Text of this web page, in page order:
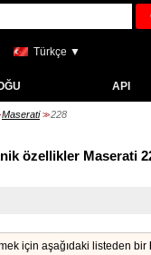
Türkçe ▼
API
Maserati >> 228
özellikler Maserati
için aşağıdaki listeden bir